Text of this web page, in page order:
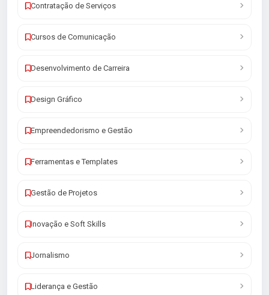
Contratação de Serviços
Cursos de Comunicação
Desenvolvimento de Carreira
Design Gráfico
Empreendedorismo e Gestão
Ferramentas e Templates
Gestão de Projetos
Inovação e Soft Skills
Jornalismo
Liderança e Gestão